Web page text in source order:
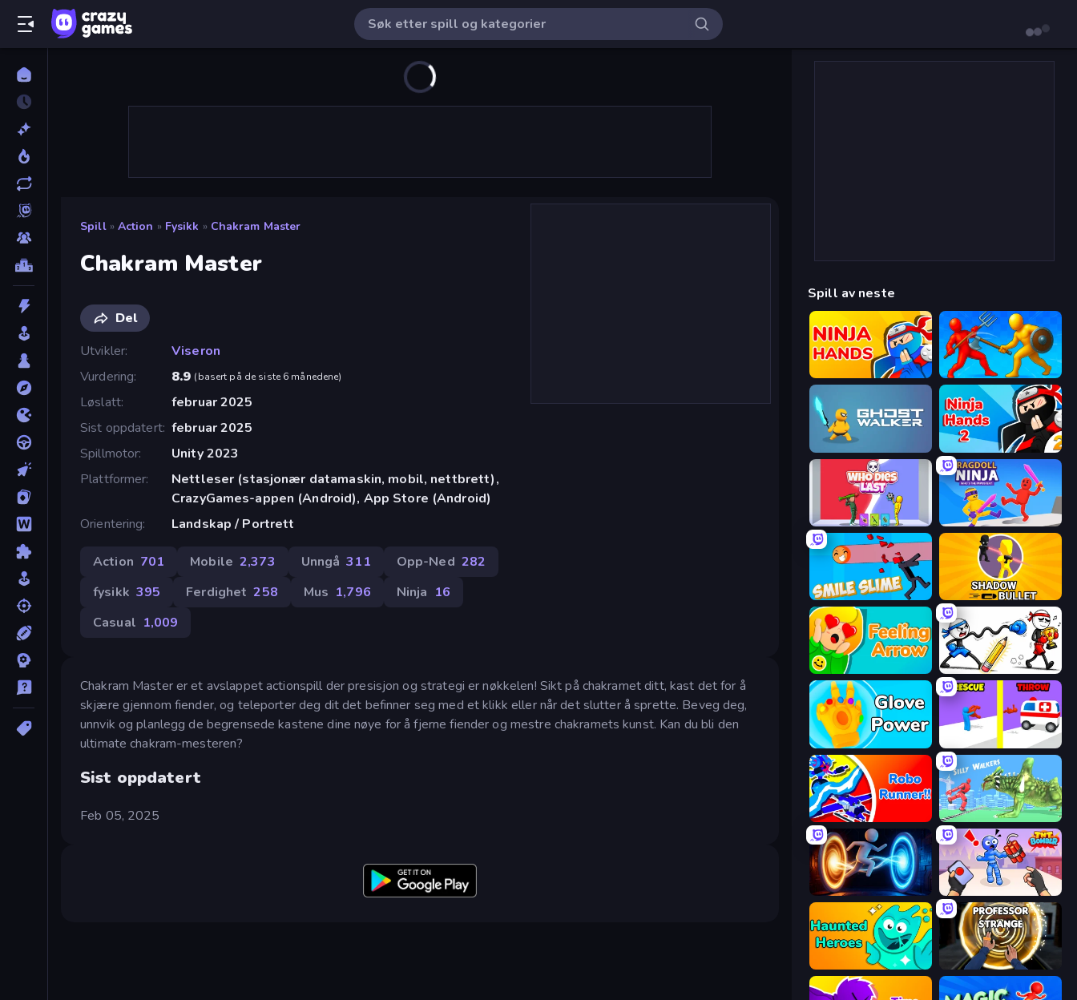
Spill » Action » Fysikk » Chakram Master
Chakram Master
Del
Utvikler
Viseron
Vurdering
8.9 (basert på de siste 6 månedene)
Løslatt
februar 2025
Sist oppdatert februar 2025
Spillmotor
Unity 2023
Plattformer
Nettleser (stasjonær datamaskin, mobil, nettbrett),
CrazyGames-appen (Android), App Store (Android)
Orientering
Landskap / Portrett
Action 701 Mobile 2,373 Unngå 311 Opp-Ned 282
fysikk 395 Ferdighet 258 Mus 1,796 Ninja 16
Casual 1,009
Chakram Master er et avslappet actionspill der presisjon og strategi er nøkkelen! Sikt på chakramet ditt, kast det for å
skjære gjennom fiender, og teleporter deg dit det befinner seg med et klikk eller når det slutter å sprette. Beveg deg,
unnvik og planlegg de begrensede kastene dine nøye for å fjerne fiender og mestre chakramets kunst. Kan du bli den
ultimate chakram-mesteren?
Sist oppdatert
Feb 05, 2025
Spill av neste
Ninja Hands Epic Sword Battle! Fight in Arena
Ninja Hands 2
Who Dies Last? Ragdoll Ninja: Imposter Hero
Smile Slime Shadow Bullet
Feeling Arrow Doodle Smash
Glove Power Rescue Throw
Robo Runner Silly Walkers
Portal Escape TNT Bomber
Haunted Heroes Professor Strange